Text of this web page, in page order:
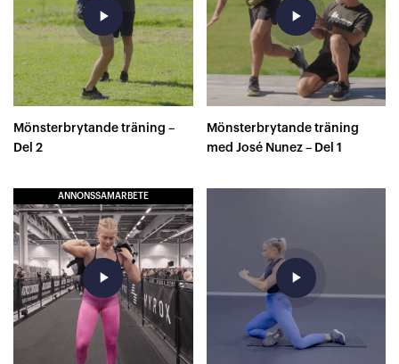
play_arrow
Mönsterbrytande träning –
Del 2
play_arrow
Mönsterbrytande träning
med José Nunez – Del 1
ANNONSSAMARBETE
play_arrow play_arrow